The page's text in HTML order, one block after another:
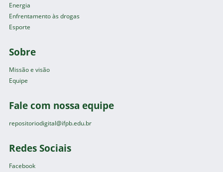
Energia
Enfrentamento às drogas
Esporte
Sobre
Missão e visão
Equipe
Fale com nossa equipe
repositoriodigital@ifpb.edu.br
Redes Sociais
Facebook